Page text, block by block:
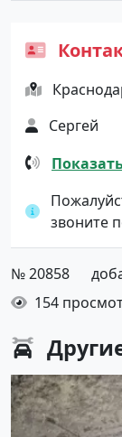
Сергей
звоните
№ 20858
154